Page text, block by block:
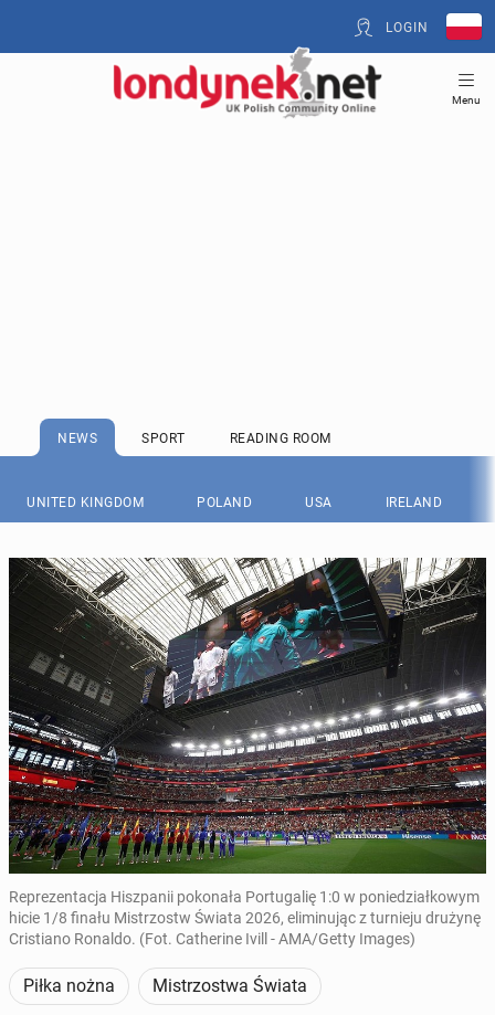
LOGIN
Menu
NEWS SPORT READING ROOM
UNITED KINGDOM POLAND USA IRELAND
Reprezentacja Hiszpanii pokonała Portugalię 1:0 w poniedziałkowym
hicie 1/8 finału Mistrzostw Świata 2026, eliminując z turnieju drużynę
Cristiano Ronaldo. (Fot. Catherine Ivill - AMA/Getty Images)
Piłka nożna Mistrzostwa Świata